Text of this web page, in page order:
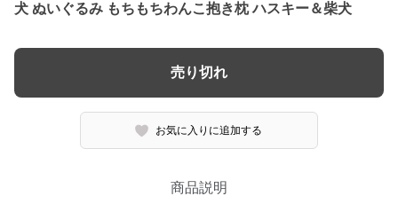
犬 ぬいぐるみ もちもちわんこ抱き枕 ハスキー＆柴犬
売り切れ
お気に入りに追加する
商品説明